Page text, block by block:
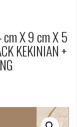
cm X 9 cm X 5
KEKINIAN +